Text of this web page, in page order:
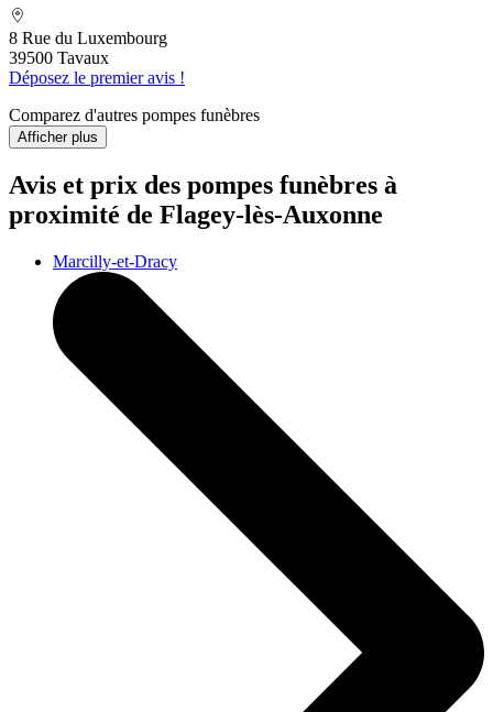
8 Rue du Luxembourg
39500 Tavaux
Déposez le premier avis !
Comparez d'autres pompes funèbres
Afficher plus
Avis et prix des pompes funèbres à
proximité de Flagey-lès-Auxonne
Marcilly-et-Dracy